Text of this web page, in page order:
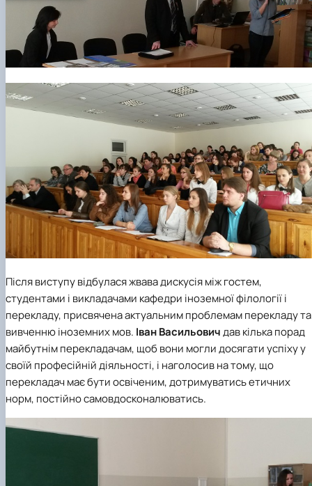
Після виступу відбулася жвава дискусія між гостем,
студентами і викладачами кафедри іноземної філології і
перекладу, присвячена актуальним проблемам перекладу та
вивченню іноземних мов. Іван Васильовичдав кілька порад
майбутнім перекладачам, щоб вони могли досягати успіху у
своїй професійній діяльності, і наголосив на тому, що
перекладач має бути освіченим, дотримуватись етичних
норм, постійно самовдосконалюватись.